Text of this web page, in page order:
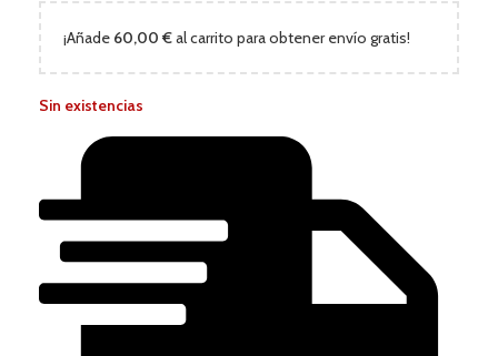
¡Añade 60,00 €al carrito para obtener envío gratis!
Sin existencias